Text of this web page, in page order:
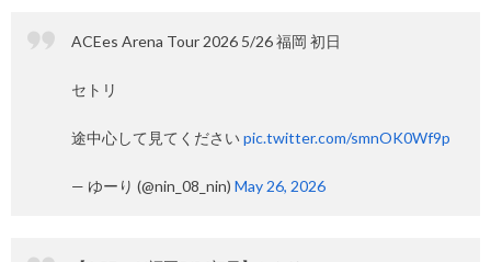
ACEes Arena Tour 2026 5/26 福岡 初日
セトリ
途中心して見てくださいpic.twitter.com/smnOK0Wf9p
— ゆーり (@nin_08_nin) May 26, 2026